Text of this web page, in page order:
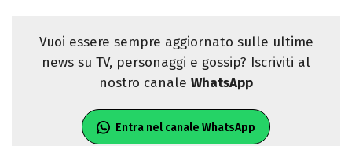
Vuoi essere sempre aggiornato sulle ultime
news su TV, personaggi e gossip? Iscriviti al
nostro canale WhatsApp
Entra nel canale WhatsApp